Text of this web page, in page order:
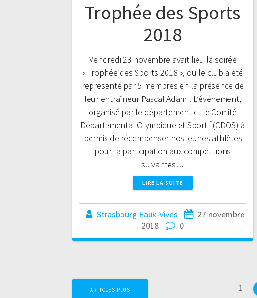
Trophée des Sports
2018
Vendredi 23 novembre avait lieu la soirée
« Trophée des Sports 2018 », ou le club a été
représenté par 5 membres en la présence de
leur entraîneur Pascal Adam ! L’événement,
organisé par le département et le Comité
Départemental Olympique et Sportif (CDOS) à
permis de récompenser nos jeunes athlètes
pour la participation aux compétitions
suivantes…
LIRE LA SUITE
Strasbourg Eaux-Vives
27 novembre
2018
0
Navigation
ARTICLES PLUS
Page
1